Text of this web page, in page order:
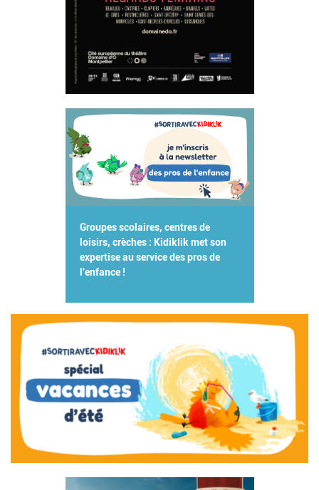
Groupes scolaires, centres de
loisirs, crèches : Kidiklik met son
expertise au service des pros de
l'enfance !